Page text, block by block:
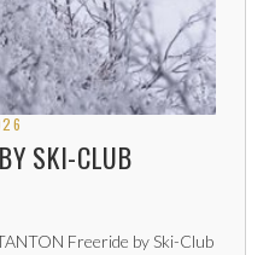
SKI-CLUB
Freeride by Ski-Club